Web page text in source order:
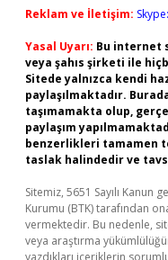
Reklam ve İletişim:
Yasal Uyarı: Bu internet
veya şahıs şirketi ile
Sitede yalnızca kendi
paylaşılmaktadır.
taşımamakta olup,
paylaşım
benzerlikleri tamamen
taslak halindedir ve
Sitemiz, 5651 Sayılı Kanun
Kurumu (BTK) tarafından
vermektedir. Bu nedenle,
veya araştırma
yazdıkları içeriklerin